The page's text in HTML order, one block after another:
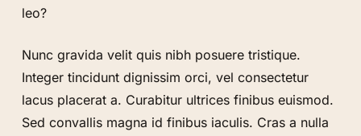
leo?
Nunc gravida velit quis nibh posuere tristique.
Integer tincidunt dignissim orci, vel consectetur
lacus placerat a. Curabitur ultrices finibus euismod.
Sed convallis magna id finibus iaculis. Cras a nulla